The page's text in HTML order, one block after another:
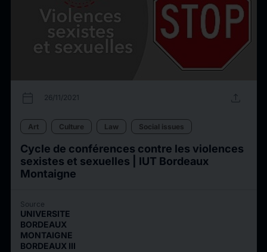
calendar_today 26/11/2021 upload
Art Culture Law Social issues
Cycle de conférences contre les violences
sexistes et sexuelles | IUT Bordeaux
Montaigne
Source
UNIVERSITE
BORDEAUX
MONTAIGNE
BORDEAUX III